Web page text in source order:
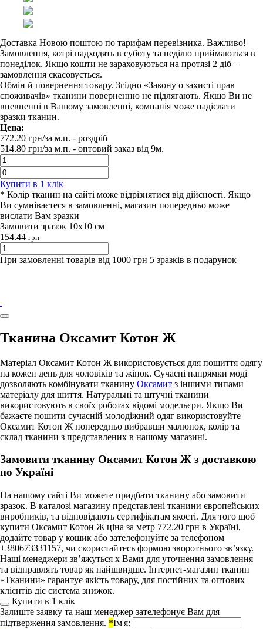
Доставка Новою поштою по тарифам перевізника. Важливо!
Замовлення, котрі надходять в суботу та неділю приймаються в
понеділок. Якщо кошти не зараховуються на протязі 2 діб –
замовлення скасовується.
Обмін й повернення товару. Згідно «Закону о захисті прав
споживачів» тканини поверненню не підлягають. Якщо Ви не
впевненні в Вашому замовленні, компанія може надіслати
зразки тканин.
Цена:
772.20 грн/за м.п. - роздрiб
514.80 грн/за м.п. - оптовий заказ вiд 9м.
Купити в 1 клiк
* Колір тканин на сайті може відрізнятися від дійсності. Якщо
Ви сумніваєтеся в замовленні, магазин попередньо може
вислати Вам зразки
Замовити зразок 10х10 см
154.44 грн
При замовленні товарів від 1000 грн 5 зразків в подарунок
Тканина Оксамит Котон Ж
Матеріал Оксамит Котон Ж використовується для пошиття одягу
на кожен день для чоловіків та жінок. Сучасні напрямки моді
дозволяють комбінувати тканину Оксамит з іншими типами
матеріалу для шиття. Натуральні та штучні тканини
використовують в своїх роботах відомі модельєри. Якщо Ви
бажаєте пошити сучасній молодіжний одяг використовуйте
Оксамит Котон Ж попередньо вибравши малюнок, колір та
склад тканини з представлених в нашому магазині.
Замовити тканину Оксамит Котон Ж з доставкою
по Україні
На нашому сайті Ви можете придбати тканину або замовити
зразок. В каталозі магазину представлені тканини європейських
виробників, та відповідають сертифікатам якості. Для того щоб
купити Оксамит Котон Ж ціна за метр 772.20 грн в Україні,
додайте товар у кошик або зателефонуйте за телефоном
+380673331157, чи скористайтесь формою зворотнього зв’язку.
Наші менеджери зв’яжуться х Вами для уточнення замовлення
та відправлять товар як найшвидше. Інтернет-магазин тканин
«Тканини» гарантує якість товару, для постійних та оптових
клієнтів діє система знижок.
Купити в 1 клiк
Залиште заявку та наш менеджер зателефонує Вам для
підтверження замовлення. *Ім'я: